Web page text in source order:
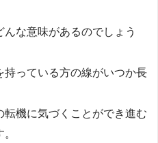
な意味があるのでしょう
持っている方の線がいつか長
機に気づくことができ進む